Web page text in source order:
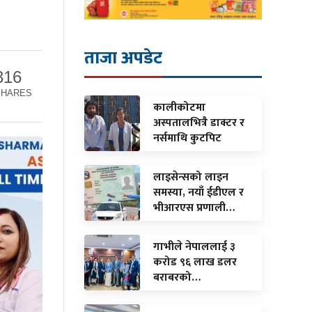
ताजा अपडेट
कालीकोटमा
अस्पतालभित्रै डाक्टर र
नर्समाथि कुटपिट
लाइसेन्सको लाइन
समस्या, नयाँ ईडीएल र
भीआरएस प्रणाली…
गाभीले नेपाललाई ३
करोड ९६ लाख डलर
बराबरको…